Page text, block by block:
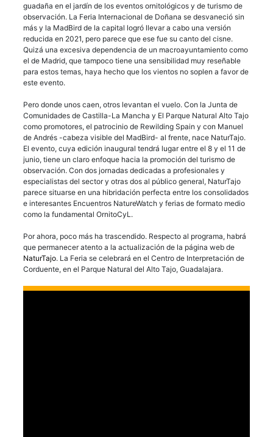
guadaña en el jardín de los eventos ornitológicos y de turismo de
observación. La Feria Internacional de Doñana se desvaneció sin
más y la MadBird de la capital logró llevar a cabo una versión
reducida en 2021, pero parece que ese fue su canto del cisne.
Quizá una excesiva dependencia de un macroayuntamiento como
el de Madrid, que tampoco tiene una sensibilidad muy reseñable
para estos temas, haya hecho que los vientos no soplen a favor de
este evento.
Pero donde unos caen, otros levantan el vuelo. Con la Junta de
Comunidades de Castilla-La Mancha y El Parque Natural Alto Tajo
como promotores, el patrocinio de Rewilding Spain y con Manuel
de Andrés -cabeza visible del MadBird- al frente, nace NaturTajo.
El evento, cuya edición inaugural tendrá lugar entre el 8 y el 11 de
junio, tiene un claro enfoque hacia la promoción del turismo de
observación. Con dos jornadas dedicadas a profesionales y
especialistas del sector y otras dos al público general, NaturTajo
parece situarse en una hibridación perfecta entre los consolidados
e interesantes Encuentros NatureWatch y ferias de formato medio
como la fundamental OrnitoCyL.
Por ahora, poco más ha trascendido. Respecto al programa, habrá
que permanecer atento a la actualización de la página web de
NaturTajo. La Feria se celebrará en el Centro de Interpretación de
Corduente, en el Parque Natural del Alto Tajo, Guadalajara.